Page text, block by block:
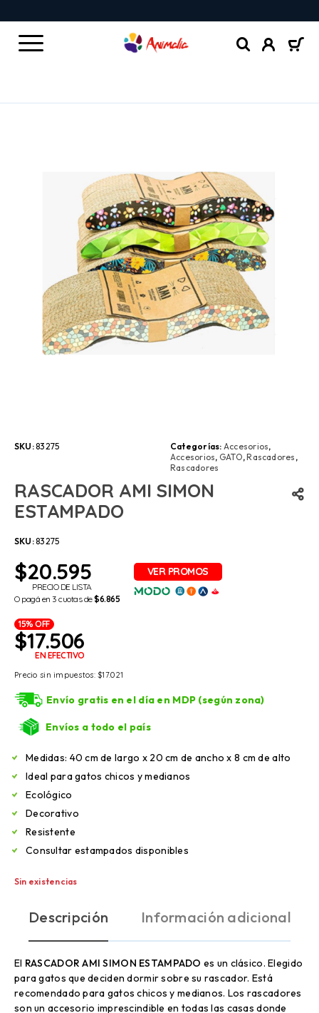
SKU:83275 Categorías: Accesorios,
Accesorios, GATO,Rascadores ,
Rascadores
RASCADOR AMI SIMON
ESTAMPADO
SKU:83275
$20.595
PRECIO DE LISTA
O pagá en 3 cuotas de$6.865
15% OFF
$17.506
EN EFECTIVO
Precio sin impuestos:$17.021
Envío gratis en el día en MDP (según zona)
Envíos a todo el país
Medidas: 40 cm de largo x 20 cm de ancho x 8 cm de alto
Ideal para gatos chicos y medianos
Ecológico
Decorativo
Resistente
Consultar estampados disponibles
Sin existencias
Descripción Información adicional
El RASCADOR AMI SIMON ESTAMPADO es un clásico. Elegido
para gatos que deciden dormir sobre su rascador. Está
recomendado para gatos chicos y medianos. Los rascadores
son un accesorio imprescindible en todas las casas donde